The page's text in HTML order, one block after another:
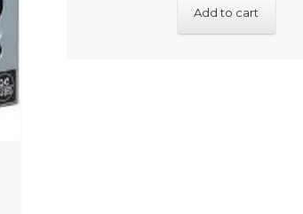
Add to cart